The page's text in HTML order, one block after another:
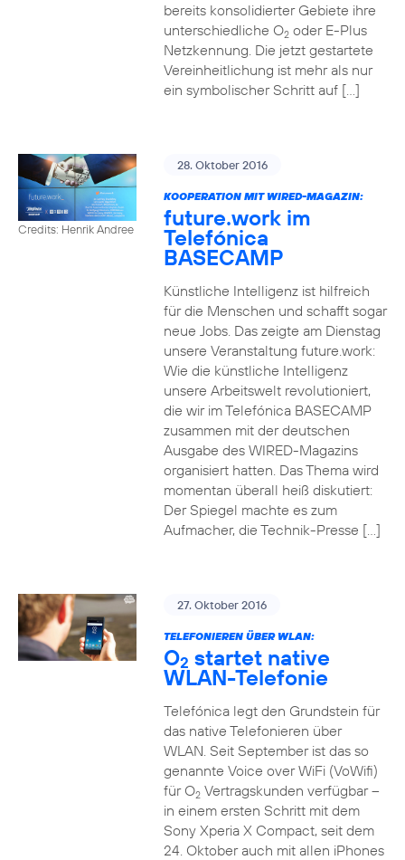
bereits konsolidierter Gebiete ihre
unterschiedliche O2oder E-Plus
Netzkennung. Die jetzt gestartete
Vereinheitlichung ist mehr als nur
ein symbolischer Schritt auf […]
Credits: Henrik Andree
28. Oktober 2016
KOOPERATION MIT WIRED-MAGAZIN:
future.work im
Telefónica
BASECAMP
Künstliche Intelligenz ist hilfreich
für die Menschen und schafft sogar
neue Jobs. Das zeigte am Dienstag
unsere Veranstaltung future.work:
Wie die künstliche Intelligenz
unsere Arbeitswelt revolutioniert,
die wir im Telefónica BASECAMP
zusammen mit der deutschen
Ausgabe des WIRED-Magazins
organisiert hatten. Das Thema wird
momentan überall heiß diskutiert:
Der Spiegel machte es zum
Aufmacher, die Technik-Presse […]
27. Oktober 2016
TELEFONIEREN ÜBER WLAN:
O2 startet native
WLAN-Telefonie
Telefónica legt den Grundstein für
das native Telefonieren über
WLAN. Seit September ist das so
genannte Voice over WiFi (VoWifi)
für O2Vertragskunden verfügbar –
in einem ersten Schritt mit dem
Sony Xperia X Compact, seit dem
24. Oktober auch mit allen iPhones